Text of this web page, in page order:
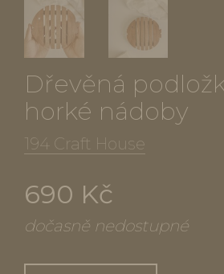
Dřevěná
horké nádoby
194 Craft House
690 Kč
dočasně nedostupné